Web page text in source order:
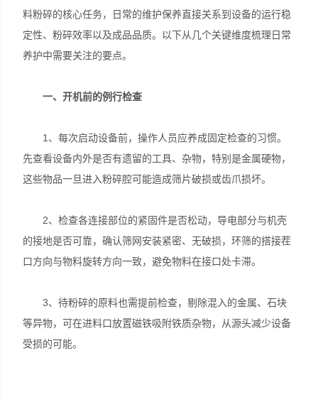
料粉碎的核心任务，日常的维护保养直接关系到设备的运行稳
定性、粉碎效率以及成品品质。以下从几个关键维度梳理日常
养护中需要关注的要点。
一、开机前的例行检查
1、每次启动设备前，操作人员应养成固定检查的习惯。
先查看设备内外是否有遗留的工具、杂物，特别是金属硬物，
这些物品一旦进入粉碎腔可能造成筛片破损或齿爪损坏。
2、检查各连接部位的紧固件是否松动，导电部分与机壳
的接地是否可靠，确认筛网安装紧密、无破损，环筛的搭接茬
口方向与物料旋转方向一致，避免物料在接口处卡滞。
3、待粉碎的原料也需提前检查，剔除混入的金属、石块
等异物，可在进料口放置磁铁吸附铁质杂物，从源头减少设备
受损的可能。